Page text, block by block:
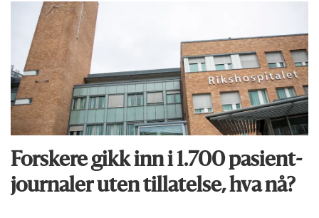
Forskere gikk inn i 1.700 pasient­
journaler uten tillatelse, hva nå?